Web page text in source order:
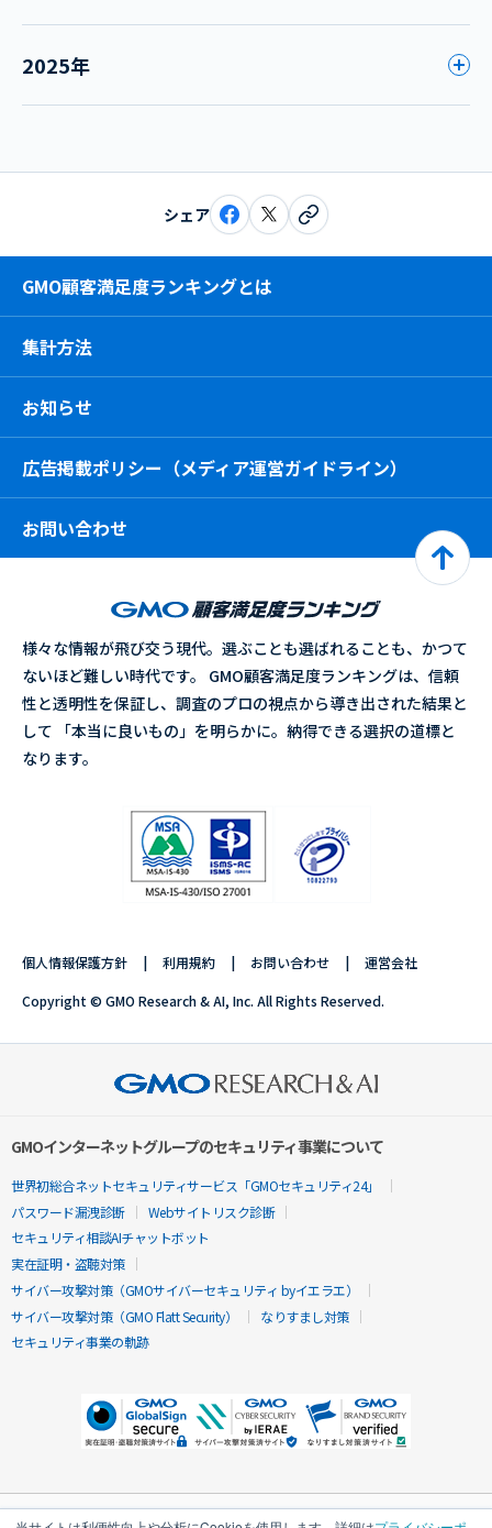
2025年
シェア
GMO顧客満足度ランキングとは
集計方法
お知らせ
広告掲載ポリシー（メディア運営ガイドライン）
お問い合わせ
様々な情報が飛び交う現代。選ぶことも選ばれることも、かつて
ないほど難しい時代です。 GMO顧客満足度ランキングは、信頼
性と透明性を保証し、調査のプロの視点から導き出された結果と
して 「本当に良いもの」を明らかに。納得できる選択の道標と
なります。
個人情報保護方針 利用規約 お問い合わせ 運営会社
Copyright © GMO Research & AI, Inc. All Rights Reserved.
GMOインターネットグループのセキュリティ事業について
世界初総合ネットセキュリティサービス「GMOセキュリティ24」
パスワード漏洩診断
Webサイトリスク診断
セキュリティ相談AIチャットボット
実在証明・盗聴対策
サイバー攻撃対策（GMOサイバーセキュリティ byイエラエ）
サイバー攻撃対策（GMO Flatt Security）
なりすまし対策
セキュリティ事業の軌跡